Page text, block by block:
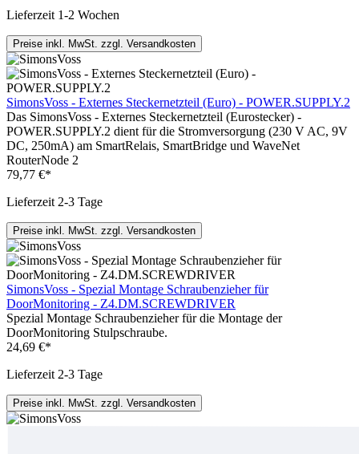
Lieferzeit 1-2 Wochen
Preise inkl. MwSt. zzgl. Versandkosten
SimonsVoss - Externes Steckernetzteil (Euro) - POWER.SUPPLY.2
Das SimonsVoss - Externes Steckernetzteil (Eurostecker) -
POWER.SUPPLY.2 dient für die Stromversorgung (230 V AC, 9V
DC, 250mA) am SmartRelais, SmartBridge und WaveNet
RouterNode 2
79,77 €*
Lieferzeit 2-3 Tage
Preise inkl. MwSt. zzgl. Versandkosten
SimonsVoss - Spezial Montage Schraubenzieher für
DoorMonitoring - Z4.DM.SCREWDRIVER
Spezial Montage Schraubenzieher für die Montage der
DoorMonitoring Stulpschraube.
24,69 €*
Lieferzeit 2-3 Tage
Preise inkl. MwSt. zzgl. Versandkosten